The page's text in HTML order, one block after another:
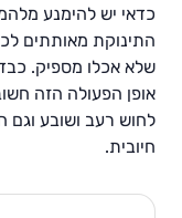
כדאי יש להימנע
התינוקת מאותתים
שלא אכלו מספיק.
אופן הפעולה הזה
לחוש רעב ושובע וגם
חיובית.